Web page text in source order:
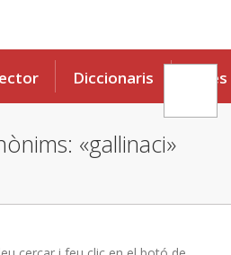
Diccionaris Eines
«gallinaci»